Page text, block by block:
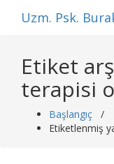
Uzm. Psk.
Etiket
terapisi
Başlangıç /
Etiketlenmiş